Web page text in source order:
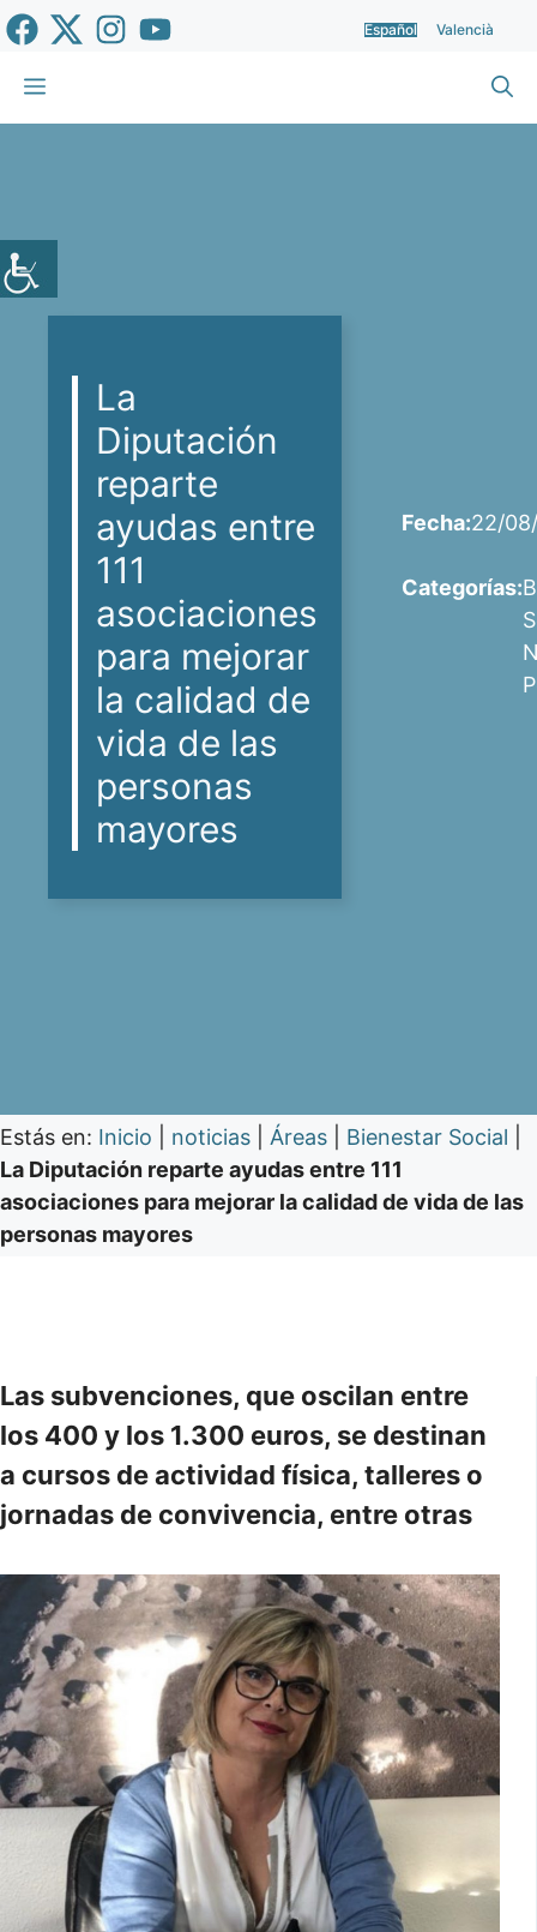
Saltar
al
contenido
Español Valencià
Menú
La
Diputación
reparte
ayudas entre
111
asociaciones
para mejorar
la calidad de
vida de las
personas
mayores
Fecha:22/
Categorías:
Estás en: Inicio noticias Áreas Bienestar Social
La Diputación reparte ayudas entre 111
asociaciones para mejorar la calidad de vida de las
personas mayores
Las subvenciones, que oscilan entre
los 400 y los 1.300 euros, se destinan
a cursos de actividad física, talleres o
jornadas de convivencia, entre otras